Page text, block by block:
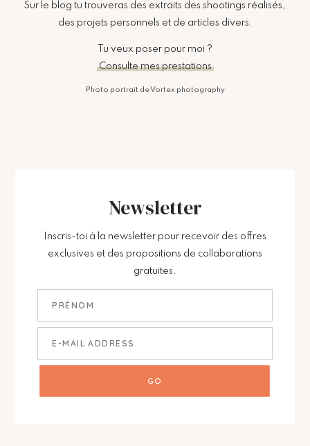
Sur le blog tu trouveras des extraits des shootings réalisés,
des projets personnels et de articles divers.
Tu veux poser pour moi ?
Consulte mes prestations
Photo portrait de Vortex photography
Newsletter
Inscris-toi à la newsletter pour recevoir des offres
exclusives et des propositions de collaborations
gratuites.